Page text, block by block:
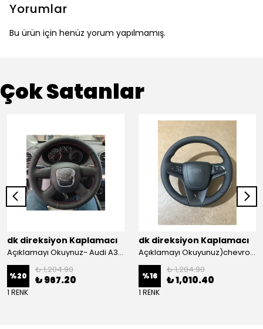
Yorumlar
Bu ürün için henüz yorum yapılmamış.
Çok Satanlar
dk direksiyon Kaplamacı
Açıklamayı Okuynuz- Audi A3 Sportback Araca Özel Direksiyon Kılıfı Kırmızı Ipli
%20
₺ 1,204.90
₺ 967.20
1 RENK
dk direksiyon Kaplamacı
Açıklamayı Okuyunuz)chevrolet Aveo Lt-ls Araca Özel Direksiyon Kılıfı (plastik Kapaksız Direksiyon
%16
₺ 1,204.90
₺ 1,010.40
1 RENK